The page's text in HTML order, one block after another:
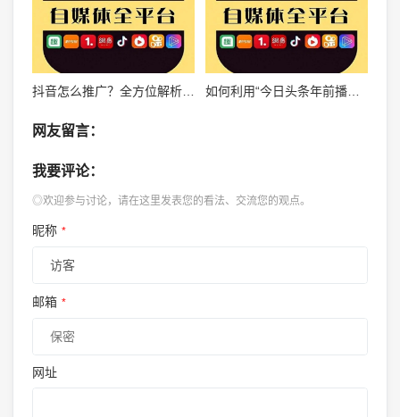
抖音怎么推广？全方位解析抖音推广策略，助力品牌曝光 如何利用“今日头条年前播放量”提升品牌曝光度？超实用技巧大揭秘！
网友留言：
我要评论：
◎欢迎参与讨论，请在这里发表您的看法、交流您的观点。
昵称 *
邮箱 *
网址